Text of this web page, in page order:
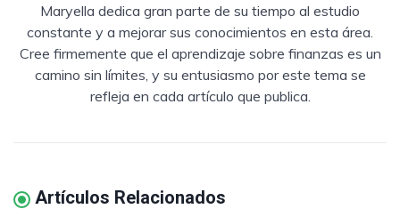
Maryella dedica gran parte de su tiempo al estudio
constante y a mejorar sus conocimientos en esta área.
Cree firmemente que el aprendizaje sobre finanzas es un
camino sin límites, y su entusiasmo por este tema se
refleja en cada artículo que publica.
Artículos Relacionados